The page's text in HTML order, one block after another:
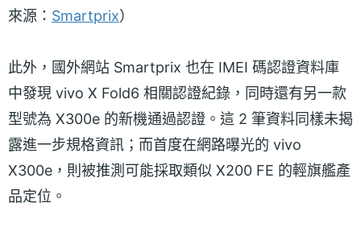
來源： Smartprix）
此外，國外網站 Smartprix 也在 IMEI 碼認證資料庫
中發現 vivo X Fold6 相關認證紀錄，同時還有另一款
型號為 X300e 的新機通過認證。這 2 筆資料同樣未揭
露進一步規格資訊；而首度在網路曝光的 vivo
X300e，則被推測可能採取類似 X200 FE 的輕旗艦產
品定位。